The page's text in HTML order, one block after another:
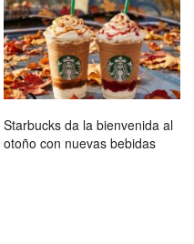
Starbucks da la bienvenida al
otoño con nuevas bebidas